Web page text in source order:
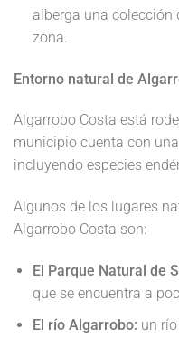
alberga una colección
zona.
Entorno natural de
Algarrobo Costa está
municipio cuenta con
incluyendo especies
Algunos de los lugares
Algarrobo Costa son:
El Parque Natural de
que se encuentra a
El río Algarrobo: un